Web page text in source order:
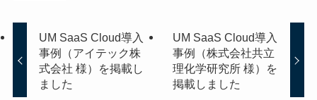
UM SaaS Cloud導入
事例（アイテック株
式会社 様）を掲載し
ました
UM SaaS Cloud導入
事例（株式会社共立
理化学研究所 様）を
掲載しました